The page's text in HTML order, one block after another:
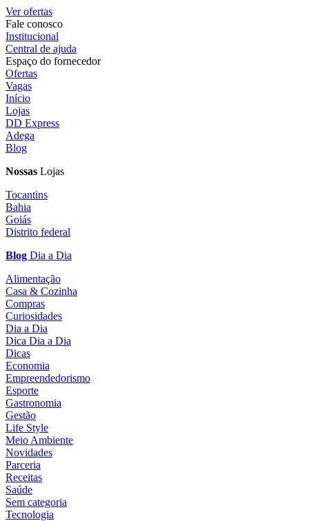
Ver ofertas
Fale conosco
Institucional
Central de ajuda
Espaço do fornecedor
Ofertas
Vagas
Início
Lojas
DD Express
Adega
Blog
Nossas Lojas
Tocantins
Bahia
Goiás
Distrito federal
Blog Dia a Dia
Alimentação
Casa & Cozinha
Compras
Curiosidades
Dia a Dia
Dica Dia a Dia
Dicas
Economia
Empreendedorismo
Esporte
Gastronomia
Gestão
Life Style
Meio Ambiente
Novidades
Parceria
Receitas
Saúde
Sem categoria
Tecnologia